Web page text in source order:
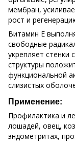
мембран,
рост и
Витамин Е
свободные
укрепляет стенки
структуры
функциональной
слизистых
Применение:
Профилактика и
лошадей, овец,
эндометритах,